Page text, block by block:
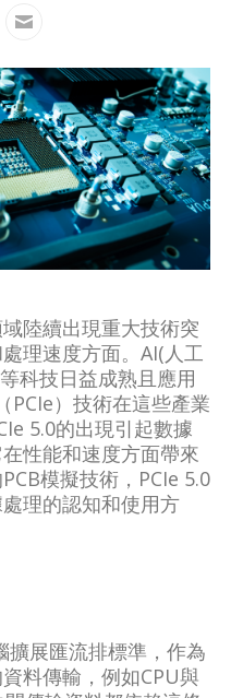
陸續出現重大技術突
理速度方面。AI(人工
科技日益成熟且應用
PCIe）技術在這些產業
5.0的出現引起數據
性能和速度方面帶來
模擬技術，PCIe 5.0
理的認知和使用方
擴展匯流排標準，作為
料傳輸，例如CPU與